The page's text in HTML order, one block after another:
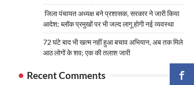
जिला पंचायत अध्यक्ष बने प्रशासक, सरकार ने जारी किया
आदेश; ब्लॉक प्रमुखों पर भी जल्द लागू होगी नई व्यवस्था
72 घंटे बाद भी खत्म नहीं हुआ बचाव अभियान, अब तक मिले
आठ लोगों के शव; एक की तलाश जारी
Recent Comments